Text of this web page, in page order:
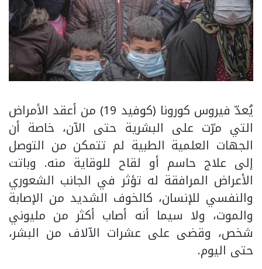
يُعدّ فيروس كورونا (كوفيد 19) من أعقد الأمراض
التي مرّت على البشرية حتى الآن، خاصة أن
الجهات العلمية الطبية لم تتمكن من التوصل
إلى علاج حاسم أو لقاح للوقاية منه. وباتت
الأعراض المرافقة له تؤثر في الجانب الشعوري
والنفسي للإنسان، كالخوف الشديد من الإصابة
والموت، ولا سيما أنه أصاب أكثر من مليوني
شخص، وقضى على عشرات الآلاف من البشر،
حتى اليوم.